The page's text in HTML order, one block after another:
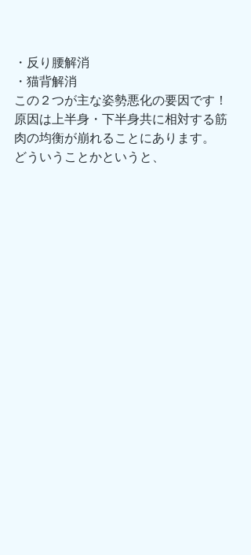
・反り腰解消
・猫背解消
この２つが主な姿勢悪化の要因です！
原因は上半身・下半身共に相対する筋
肉の均衡が崩れることにあります。
どういうことかというと、